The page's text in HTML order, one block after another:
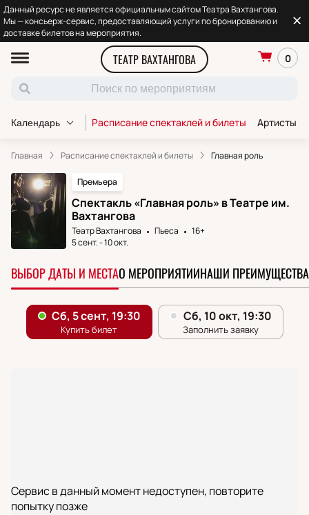
Данный ресурс не является официальным сайтом Театра Вахтангова.
Мы — консьерж-сервис, предоставляющий услуги по бронированию и
доставке билетов на мероприятия.
ТЕАТР ВАХТАНГОВА 0
Календарь Расписание спектаклей и билеты Артисты
Главная Расписание спектаклей и билеты Главная роль
Премьера
Спектакль «Главная роль» в Театре им.
Вахтангова
Театр Вахтангова Пьеса
16+
5 сент.-10 окт.
ВЫБОР ДАТЫ И МЕСТАО МЕРОПРИЯТИИНАШИ ПРЕИМУЩЕСТВА
Сервис в данный момент недоступен, повторите
попытку позже